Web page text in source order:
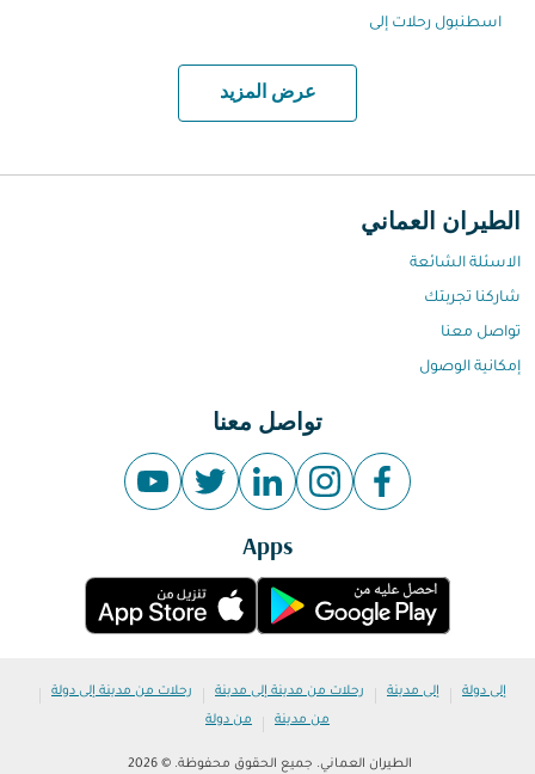
اسطنبول رحلات إلى
عرض المزيد
الطيران العماني
الاسئلة الشائعة
شاركنا تجربتك
تواصل معنا
إمكانية الوصول
تواصل معنا
Apps
إلى دولة | إلى مدينة | رحلات من مدينة إلى مدينة | رحلات من مدينة إلى دولة |
من مدينة | من دولة
الطيران العماني. جميع الحقوق محفوظة. © 2026